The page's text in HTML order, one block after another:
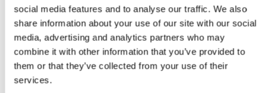
social media features and to analyse our traffic. We also
share information about your use of our site with our social
media, advertising and analytics partners who may
combine it with other information that you’ve provided to
them or that they’ve collected from your use of their
services.